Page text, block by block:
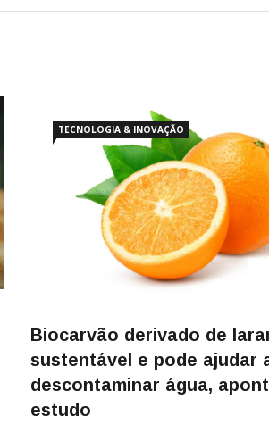
TECNOLOGIA & INOVAÇÃO
Biocarvão derivado de
sustentável e pode ajudar
descontaminar água,
estudo